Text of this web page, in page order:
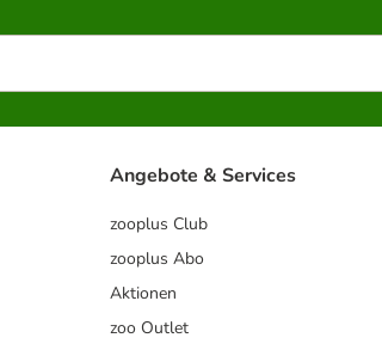
Angebote & Services
zooplus Club
zooplus Abo
Aktionen
zoo Outlet